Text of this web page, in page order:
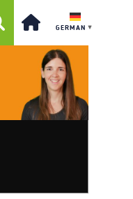
GERMAN ▼